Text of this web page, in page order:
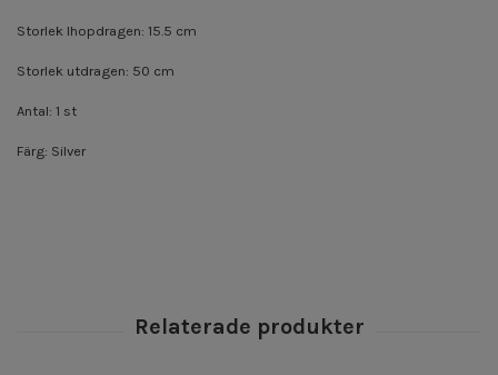
Storlek Ihopdragen: 15.5 cm
Storlek utdragen: 50 cm
Antal: 1 st
Färg: Silver